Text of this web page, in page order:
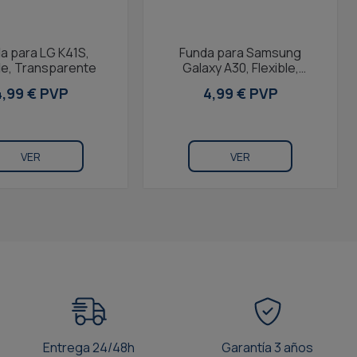
para LG K41S,
Transparente
€ PVP
VER
Funda para Samsung
Galaxy A30, Flexible,
4,99 € PVP
VER
Entrega 24/48h Garantía 3 años